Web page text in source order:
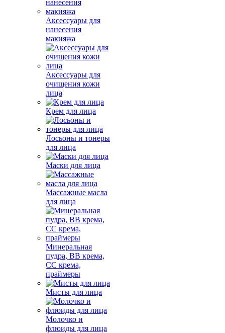
Аксессуары для
нанесения
макияжа
Аксессуары для
очищения кожи
лица
Крем для лица
Лосьоны и тонеры
для лица
Маски для лица
Массажные масла
для лица
Минеральная
пудра, BB крема,
СС крема,
праймеры
Мисты для лица
Молочко и
флюиды для лица